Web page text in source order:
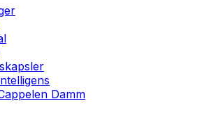
Damm